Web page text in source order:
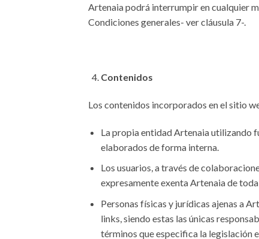
Artenaia podrá interrumpir en cualquier
Condiciones generales- ver cláusula 7-.
Contenidos
Los contenidos incorporados en el sitio
La propia entidad Artenaia utilizando
elaborados de forma interna.
Los usuarios, a través de
expresamente exenta Artenaia de
Personas físicas y jurídicas ajenas a
links, siendo estas las únicas
términos que especifica la legislación